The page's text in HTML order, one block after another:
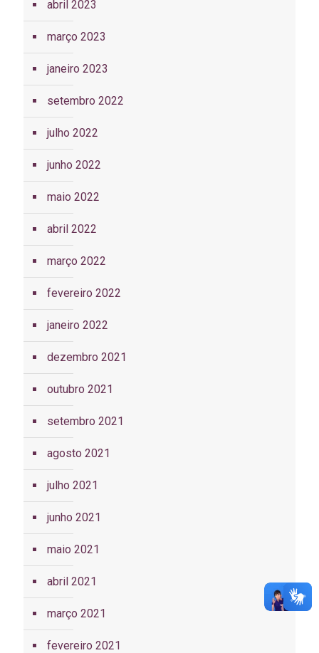
abril 2023
março 2023
janeiro 2023
setembro 2022
julho 2022
junho 2022
maio 2022
abril 2022
março 2022
fevereiro 2022
janeiro 2022
dezembro 2021
outubro 2021
setembro 2021
agosto 2021
julho 2021
junho 2021
maio 2021
abril 2021
março 2021
fevereiro 2021